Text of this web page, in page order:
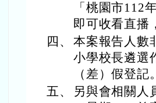
「桃園市112
即可收看直播
四、 本案報告人數
小學校長遴選
（差）假登記。
五、
另與會相關人